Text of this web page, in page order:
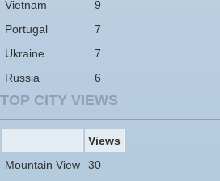
Vietnam
9
Portugal
7
Ukraine
7
Russia
6
TOP CITY VIEWS
Views
Mountain View
30